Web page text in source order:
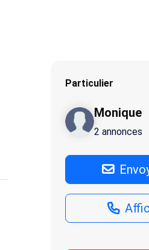
Particulier
Monique
2 annonces